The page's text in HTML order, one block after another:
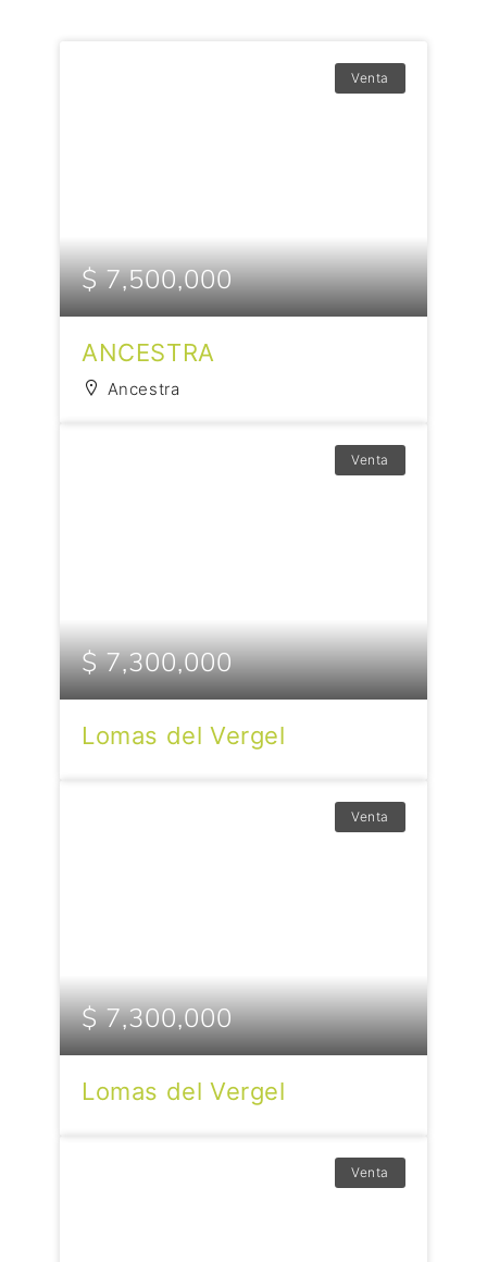
Venta
$ 7,500,000
ANCESTRA
Ancestra
Venta
$ 7,300,000
Lomas del Vergel
Venta
$ 7,300,000
Lomas del Vergel
Venta